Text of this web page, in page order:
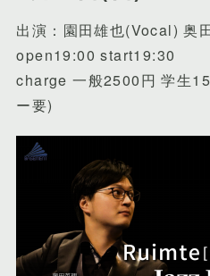
出演：園田雄也(Vocal) 奥
open19:00 start19:30
charge 一般2500円 学生
ー要)